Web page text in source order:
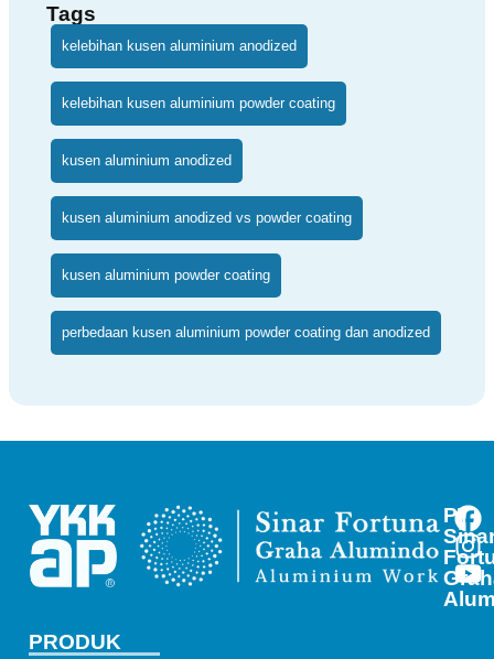
Tags
kelebihan kusen aluminium anodized
kelebihan kusen aluminium powder coating
kusen aluminium anodized
kusen aluminium anodized vs powder coating
kusen aluminium powder coating
perbedaan kusen aluminium powder coating dan anodized
PT
PRODUK